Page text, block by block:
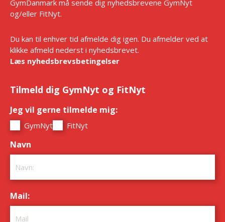
GymDanmark må sende dig nyhedsbrevene GymNyt
og/eller FitNyt.
Du kan til enhver tid afmelde dig igen. Du afmelder ved at
klikke afmeld nederst i nyhedsbrevet.
Læs nyhedsbrevsbetingelser
Tilmeld dig GymNyt og FitNyt
Jeg vil gerne tilmelde mig:
GymNyt FitNyt
Navn
Mail: